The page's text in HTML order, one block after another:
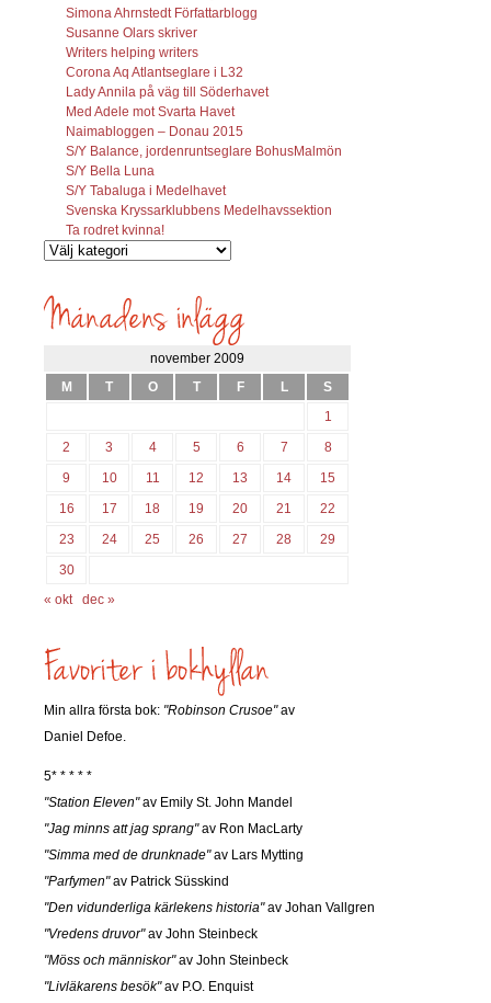
Simona Ahrnstedt Författarblogg
Susanne Olars skriver
Writers helping writers
Corona Aq Atlantseglare i L32
Lady Annila på väg till Söderhavet
Med Adele mot Svarta Havet
Naimabloggen – Donau 2015
S/Y Balance, jordenruntseglare BohusMalmön
S/Y Bella Luna
S/Y Tabaluga i Medelhavet
Svenska Kryssarklubbens Medelhavssektion
Ta rodret kvinna!
Vilka
söks?
november 2009
M
T O T F L
S
1
2
3 4 5 6 7
8
9
10 11 12 13 14
15
16
17 18 19 20 21
22
23
24 25 26 27 28
29
30
« okt
dec »
Min allra första bok: "Robinson Crusoe"av
Daniel Defoe.
5* * * * *
"Station Eleven"av Emily St. John Mandel
"Jag minns att jag sprang"av Ron MacLarty
"Simma med de drunknade"av Lars Mytting
"Parfymen"av Patrick Süsskind
"Den vidunderliga kärlekens historia"av Johan Vallgren
"Vredens druvor"av John Steinbeck
"Möss och människor"av John Steinbeck
"Livläkarens besök"av P.O. Enquist